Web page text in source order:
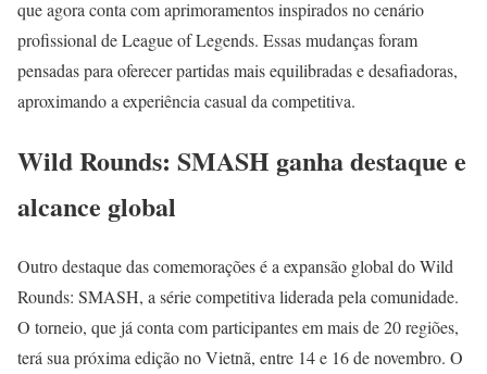
que agora conta com aprimoramentos inspirados no cenário
profissional de League of Legends. Essas mudanças foram
pensadas para oferecer partidas mais equilibradas e desafiadoras,
aproximando a experiência casual da competitiva.
Wild Rounds: SMASH ganha destaque e
alcance global
Outro destaque das comemorações é a expansão global do Wild
Rounds: SMASH, a série competitiva liderada pela comunidade.
O torneio, que já conta com participantes em mais de 20 regiões,
terá sua próxima edição no Vietnã, entre 14 e 16 de novembro. O